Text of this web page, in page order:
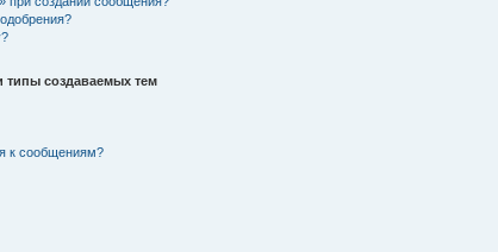
создаваемых тем
к сообщениям?